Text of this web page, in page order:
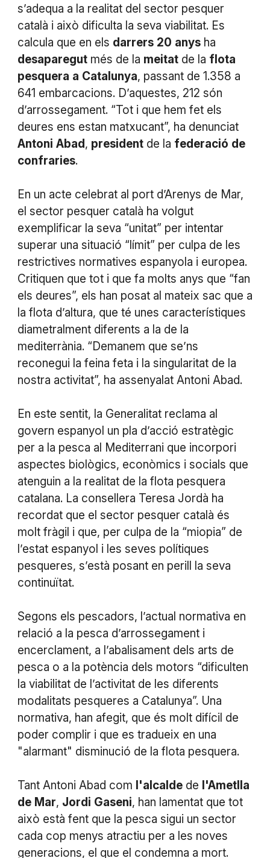
s’adequa a la realitat del sector pesquer
català i això dificulta la seva viabilitat. Es
calcula que en els darrers 20 anysha
desaparegutmés de la meitatde la flota
pesquera a Catalunya, passant de 1.358 a
641 embarcacions. D’aquestes, 212 són
d’arrossegament. “Tot i que hem fet els
deures ens estan matxucant”, ha denunciat
Antoni Abad, presidentde la federació de
confraries.
En un acte celebrat al port d’Arenys de Mar,
el sector pesquer català ha volgut
exemplificar la seva “unitat” per intentar
superar una situació “límit” per culpa de les
restrictives normatives espanyola i europea.
Critiquen que tot i que fa molts anys que “fan
els deures”, els han posat al mateix sac que a
la flota d’altura, que té unes característiques
diametralment diferents a la de la
mediterrània. “Demanem que se’ns
reconegui la feina feta i la singularitat de la
nostra activitat”, ha assenyalat Antoni Abad.
En este sentit, la Generalitat reclama al
govern espanyol un pla d’acció estratègic
per a la pesca al Mediterrani que incorpori
aspectes biològics, econòmics i socials que
atenguin a la realitat de la flota pesquera
catalana. La consellera Teresa Jordà ha
recordat que el sector pesquer català és
molt fràgil i que, per culpa de la “miopia” de
l’estat espanyol i les seves polítiques
pesqueres, s’està posant en perill la seva
continuïtat.
Segons els pescadors, l’actual normativa en
relació a la pesca d’arrossegament i
encerclament, a l’abalisament dels arts de
pesca o a la potència dels motors “dificulten
la viabilitat de l’activitat de les diferents
modalitats pesqueres a Catalunya”. Una
normativa, han afegit, que és molt difícil de
poder complir i que es tradueix en una
"alarmant" disminució de la flota pesquera.
Tant Antoni Abad com l'alcaldede l'Ametlla
de Mar, Jordi Gaseni, han lamentat que tot
això està fent que la pesca sigui un sector
cada cop menys atractiu per a les noves
generacions, el que el condemna a mort.